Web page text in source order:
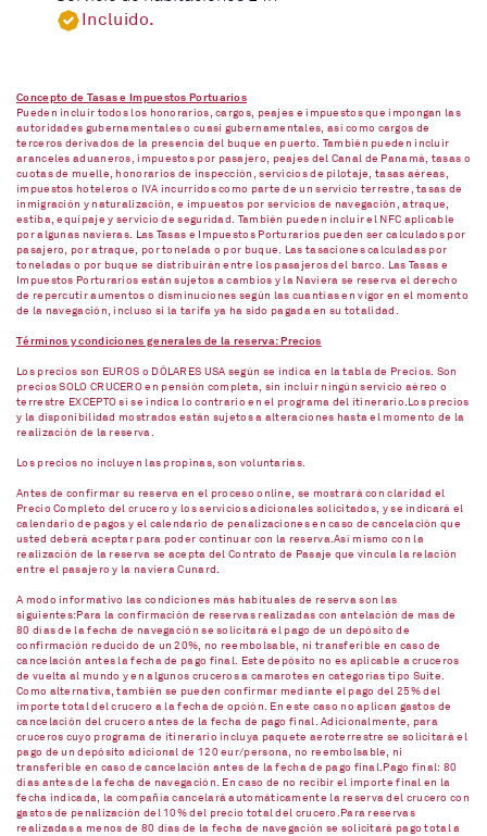
Incluido.
Concepto de Tasas e Impuestos Portuarios
Pueden incluir todos los honorarios, cargos, peajes e impuestos que impongan las
autoridades gubernamentales o cuasi gubernamentales, así como cargos de
terceros derivados de la presencia del buque en puerto. También pueden incluir
aranceles aduaneros, impuestos por pasajero, peajes del Canal de Panamá, tasas o
cuotas de muelle, honorarios de inspección, servicios de pilotaje, tasas aéreas,
impuestos hoteleros o IVA incurridos como parte de un servicio terrestre, tasas de
inmigración y naturalización, e impuestos por servicios de navegación, atraque,
estiba, equipaje y servicio de seguridad. También pueden incluir el NFC aplicable
por algunas navieras. Las Tasas e Impuestos Porturarios pueden ser calculados por
pasajero, por atraque, por tonelada o por buque. Las tasaciones calculadas por
toneladas o por buque se distribuirán entre los pasajeros del barco. Las Tasas e
Impuestos Porturarios están sujetos a cambios y la Naviera se reserva el derecho
de repercutir aumentos o disminuciones según las cuantías en vigor en el momento
de la navegación, incluso si la tarifa ya ha sido pagada en su totalidad.
Términos y condiciones generales de la reserva: Precios
Los precios son EUROS o DÓLARES USA según se indica en la tabla de Precios. Son
precios SOLO CRUCERO en pensión completa, sin incluir ningún servicio aéreo o
terrestre EXCEPTO si se indica lo contrario en el programa del itinerario.Los precios
y la disponibilidad mostrados están sujetos a alteraciones hasta el momento de la
realización de la reserva.
Los precios no incluyen las propinas, son voluntarias.
Antes de confirmar su reserva en el proceso online, se mostrará con claridad el
Precio Completo del crucero y los servicios adicionales solicitados, y se indicará el
calendario de pagos y el calendario de penalizaciones en caso de cancelación que
usted deberá aceptar para poder continuar con la reserva.Así mismo con la
realización de la reserva se acepta del Contrato de Pasaje que vincula la relación
entre el pasajero y la naviera Cunard.
A modo informativo las condiciones más habituales de reserva son las
siguientes:Para la confirmación de reservas realizadas con antelación de mas de
80 días de la fecha de navegación se solicitará el pago de un depósito de
confirmación reducido de un 20%, no reembolsable, ni transferible en caso de
cancelación antes la fecha de pago final. Este depósito no es aplicable a cruceros
de vuelta al mundo y en algunos cruceros a camarotes en categorías tipo Suite.
Como alternativa, también se pueden confirmar mediante el pago del 25% del
importe total del crucero a la fecha de opción. En este caso no aplican gastos de
cancelación del crucero antes de la fecha de pago final. Adicionalmente, para
cruceros cuyo programa de itinerario incluya paquete aeroterrestre se solicitará el
pago de un depósito adicional de 120 eur/persona, no reembolsable, ni
transferible en caso de cancelación antes de la fecha de pago final.Pago final: 80
días antes de la fecha de navegación. En caso de no recibir el importe final en la
fecha indicada, la compañía cancelará automáticamente la reserva del crucero con
gastos de penalización del 10% del precio total del crucero.Para reservas
realizadas a menos de 80 días de la fecha de navegación se solicitará pago total a